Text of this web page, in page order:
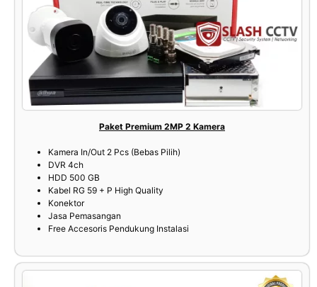
Paket Premium 2MP 2 Kamera
Kamera In/Out 2 Pcs (Bebas Pilih)
DVR 4ch
HDD 500 GB
Kabel RG 59 + P High Quality
Konektor
Jasa Pemasangan
Free Accesoris Pendukung Instalasi